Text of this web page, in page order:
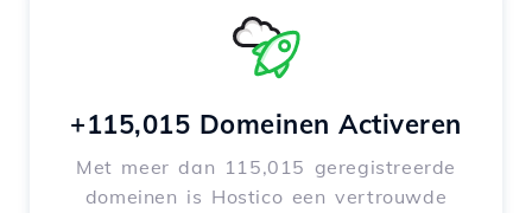
+115,015 Domeinen Activeren
Met meer dan 115,015 geregistreerde
domeinen is Hostico een vertrouwde